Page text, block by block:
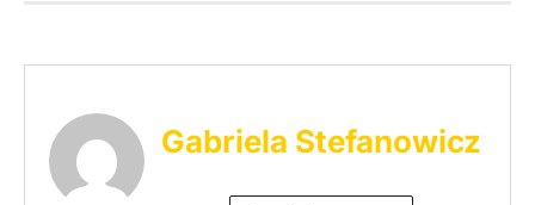
Gabriela Stefanowicz